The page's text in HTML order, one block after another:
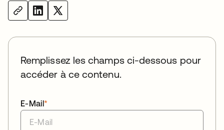
Remplissez les champs ci-dessous pour
accéder à ce contenu.
*
E-Mail